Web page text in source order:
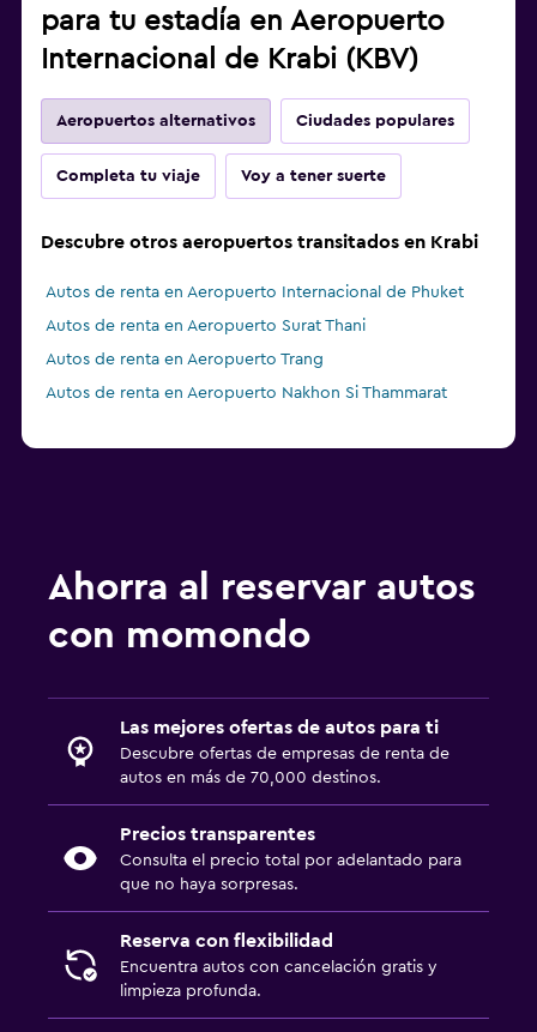
para tu estadía en Aeropuerto
Internacional de Krabi (KBV)
Aeropuertos alternativos Ciudades populares
Completa tu viaje Voy a tener suerte
Descubre otros aeropuertos transitados en Krabi
Autos de renta en Aeropuerto Internacional de Phuket
Autos de renta en Aeropuerto Surat Thani
Autos de renta en Aeropuerto Trang
Autos de renta en Aeropuerto Nakhon Si Thammarat
Ahorra al reservar autos
con momondo
Las mejores ofertas de autos para ti
Descubre ofertas de empresas de renta de
autos en más de 70,000 destinos.
Precios transparentes
Consulta el precio total por adelantado para
que no haya sorpresas.
Reserva con flexibilidad
Encuentra autos con cancelación gratis y
limpieza profunda.